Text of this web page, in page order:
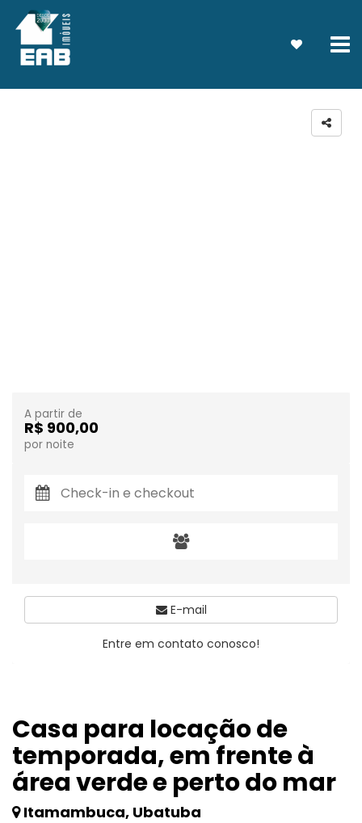
Casa para locação de
temporada, em frente à
área verde e perto do mar
Itamambuca, Ubatuba
A partir de
R$ 900,00
por noite
E-mail
Entre em contato conosco!